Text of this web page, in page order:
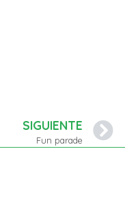
SIGUIENTE
Fun parade